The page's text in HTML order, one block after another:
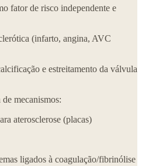
fator de risco independente e
(infarto, angina, AVC
e estreitamento da válvula
mecanismos:
aterosclerose (placas)
ligados à coagulação/fibrinólise